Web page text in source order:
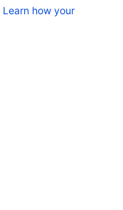
Learn how your